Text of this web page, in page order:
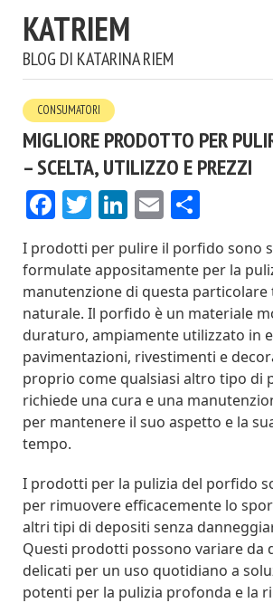
KATRIEM
BLOG DI KATARINA RIEM
CONSUMATORI
MIGLIORE PRODOTTO PER
– SCELTA, UTILIZZO E PREZZI
Facebook
Twitter
LinkedIn
Email
I prodotti per pulire il porfido sono
formulate appositamente per la
manutenzione di questa
naturale. Il porfido è un materiale
duraturo, ampiamente utilizzato in
pavimentazioni, rivestimenti e
proprio come qualsiasi altro tipo di
richiede una cura e una
per mantenere il suo aspetto e la
tempo.
I prodotti per la pulizia del porfido
per rimuovere efficacemente lo
altri tipi di depositi senza
Questi prodotti possono variare da
delicati per un uso quotidiano a
potenti per la pulizia profonda e la